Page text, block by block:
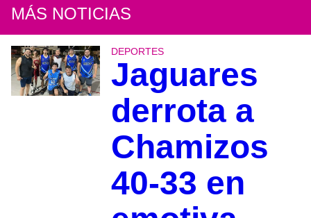
MÁS NOTICIAS
DEPORTES
Jaguares
derrota a
Chamizos
40-33 en